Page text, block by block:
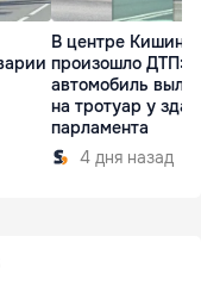
В центре
произошло ДТП:
автомобиль
на тротуар у
парламента
4 дня назад